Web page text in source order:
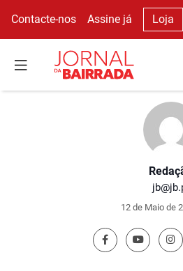
Contacte-nos Assine já Loja
12 de Maio de